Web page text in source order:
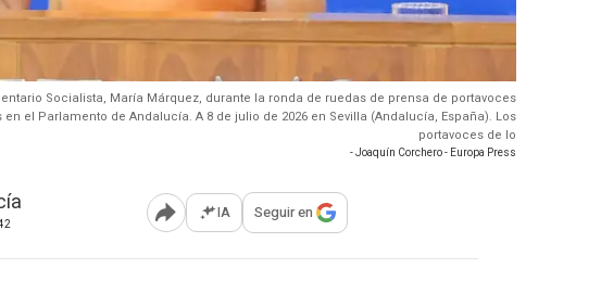
Socialista, María Márquez, durante la ronda de ruedas de prensa de portavoces
el Parlamento de Andalucía. A 8 de julio de 2026 en Sevilla (Andalucía, España). Los
portavoces de lo
- Joaquín Corchero - Europa Press
Abrir opciones para compartir
IA Seguir en